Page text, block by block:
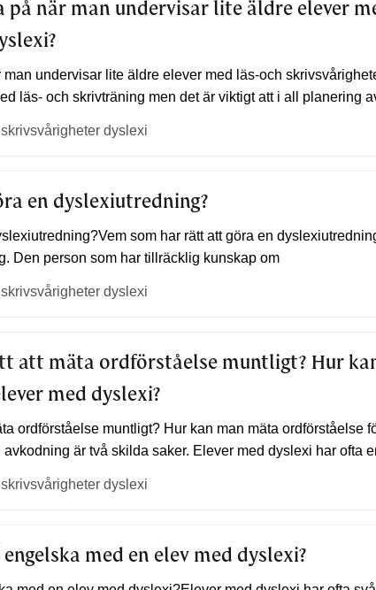
på när man undervisar lite äldre elever
?
undervisar lite äldre elever med läs-och
läs- och skrivträning men det är viktigt att i all planering
dyslexi
en dyslexiutredning?
som har rätt att göra en
Den person som har tillräcklig kunskap om
dyslexi
att mäta ordförståelse muntligt? Hur
med dyslexi?
ordförståelse muntligt? Hur kan man mäta ordförståelse
är två skilda saker. Elever med dyslexi har ofta
dyslexi
med en elev med dyslexi?